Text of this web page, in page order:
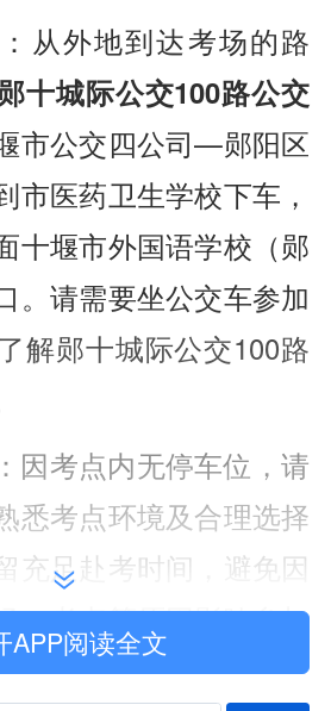
从外地到达考场的路
郧十城际公交100路公交
市公交四公司—郧阳区
市医药卫生学校下车，
十堰市外国语学校 （郧
。请需要坐公交车参加
解郧十城际公交100路
因考点内无停车位，请
悉考点环境及合理选择
充足赴考时间，避免因
、考点等原因影响参加
APP阅读全文